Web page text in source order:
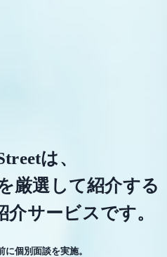
は、
厳選して紹介する
サービスです。
に個別面談を実施。